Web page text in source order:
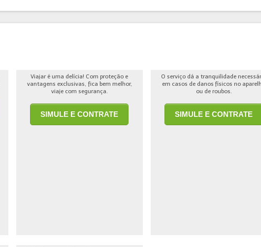
Viajar é uma delícia! Com proteção e
vantagens exclusivas, fica bem melhor,
viaje com segurança.
SIMULE E CONTRATE
O serviço dá a tranquilidade
em casos de danos físicos no
ou de roubos.
SIMULE E CONTRATE